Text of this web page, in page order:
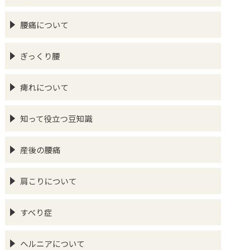
腰痛について
ぎっくり腰
痺れについて
知って役立つ豆知識
産後の腰痛
肩こりについて
すべり症
ヘルニアについて